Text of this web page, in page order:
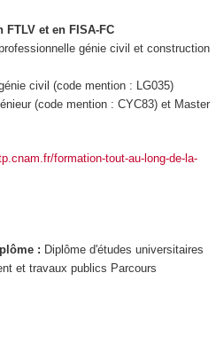
et en FISA-FC
génie civil et construction
civil (code mention : LG035)
(code mention : CYC83) et Master
formation-tout-au-long-de-la-
: Diplôme d'études universitaires
et travaux publics Parcours